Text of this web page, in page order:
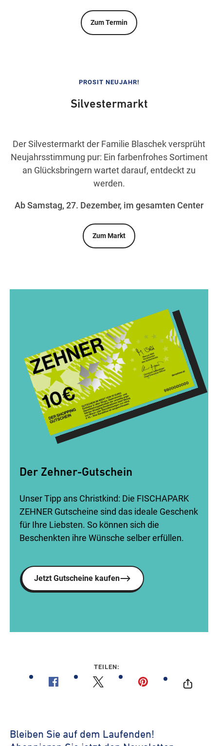
Zum Termin
PROSIT NEUJAHR!
Silvestermarkt
Der Silvestermarkt der Familie Blaschek versprüht
Neujahrsstimmung pur: Ein farbenfrohes Sortiment
an Glücksbringern wartet darauf, entdeckt zu
werden.
Ab Samstag, 27. Dezember, im gesamten Center
Zum Markt
Der Zehner-Gutschein
Unser Tipp ans Christkind: Die FISCHAPARK
ZEHNER Gutscheine sind das ideale Geschenk
für Ihre Liebsten. So können sich die
Beschenkten ihre Wünsche selber erfüllen.
Jetzt Gutscheine kaufen
TEILEN: